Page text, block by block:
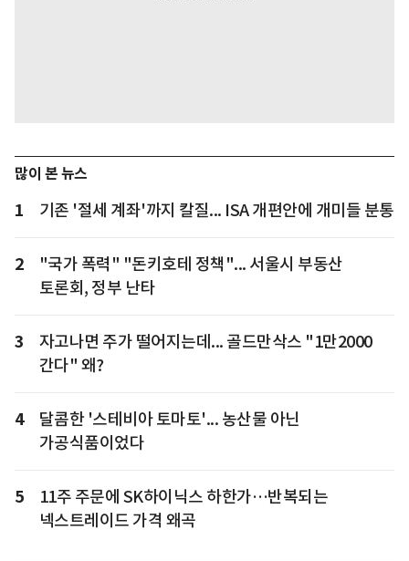
많이 본 뉴스
1 기존 '절세 계좌'까지 칼질... ISA 개편안에 개미들 분통
2
"국가 폭력" "돈키호테 정책"... 서울시 부동산
토론회, 정부 난타
3
자고나면 주가 떨어지는데... 골드만삭스 "1만2000
간다" 왜?
4
달콤한 '스테비아 토마토'... 농산물 아닌
가공식품이었다
5
11주 주문에 SK하이닉스 하한가…반복되는
넥스트레이드 가격 왜곡